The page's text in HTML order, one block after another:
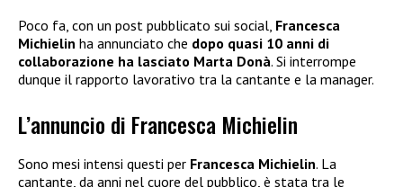
Poco fa, con un post pubblicato sui social, Francesca
Michielin ha annunciato che dopo quasi 10 anni di
collaborazione ha lasciato Marta Donà. Si interrompe
dunque il rapporto lavorativo tra la cantante e la manager.
L’annuncio di Francesca Michielin
Sono mesi intensi questi per Francesca Michielin. La
cantante, da anni nel cuore del pubblico, è stata tra le